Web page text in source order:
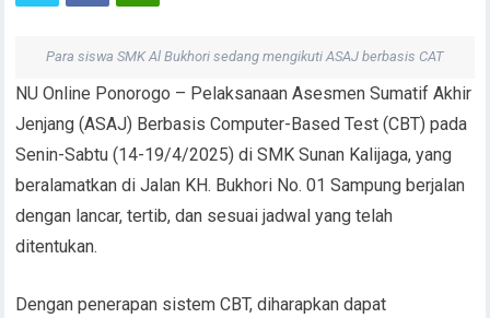
Para siswa SMK Al Bukhori sedang mengikuti ASAJ berbasis CAT
NU Online Ponorogo – Pelaksanaan Asesmen Sumatif Akhir
Jenjang (ASAJ) Berbasis Computer-Based Test (CBT) pada
Senin-Sabtu (14-19/4/2025) di SMK Sunan Kalijaga, yang
beralamatkan di Jalan KH. Bukhori No. 01 Sampung berjalan
dengan lancar, tertib, dan sesuai jadwal yang telah
ditentukan.
Dengan penerapan sistem CBT, diharapkan dapat